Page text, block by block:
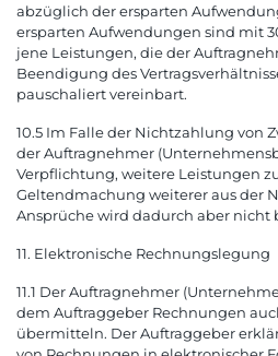
abzüglich der ersparten
ersparten Aufwendungen sind mit
jene Leistungen, die der
Beendigung des
pauschaliert vereinbart.
10.5 Im Falle der Nichtzahlung von
der Auftragnehmer
Verpflichtung, weitere Leistungen
Geltendmachung weiterer aus der
Ansprüche wird dadurch aber nicht
11. Elektronische Rechnungslegung
11.1 Der Auftragnehmer
dem Auftraggeber Rechnungen
übermitteln. Der Auftraggeber